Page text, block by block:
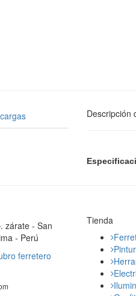
Descripción
zárate - San
- Perú
ferretero
Tienda